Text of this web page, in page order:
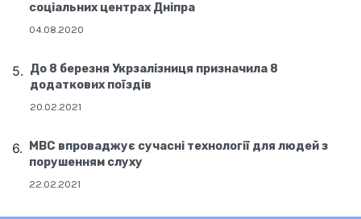
соціальних центрах Дніпра
04.08.2020
До 8 березня Укрзалізниця призначила 8
додаткових поїздів
20.02.2021
МВС впроваджує сучасні технології для людей з
порушенням слуху
22.02.2021